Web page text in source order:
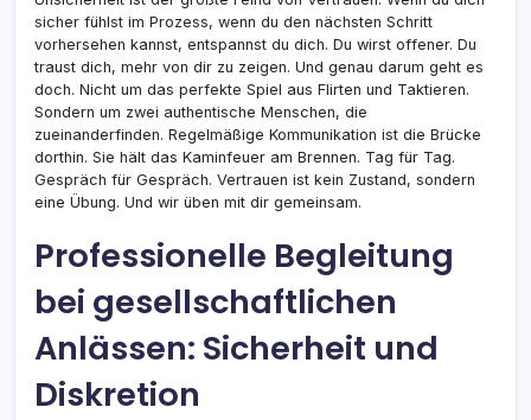
sicher fühlst im Prozess, wenn du den nächsten Schritt
vorhersehen kannst, entspannst du dich. Du wirst offener. Du
traust dich, mehr von dir zu zeigen. Und genau darum geht es
doch. Nicht um das perfekte Spiel aus Flirten und Taktieren.
Sondern um zwei authentische Menschen, die
zueinanderfinden. Regelmäßige Kommunikation ist die Brücke
dorthin. Sie hält das Kaminfeuer am Brennen. Tag für Tag.
Gespräch für Gespräch. Vertrauen ist kein Zustand, sondern
eine Übung. Und wir üben mit dir gemeinsam.
Professionelle Begleitung
bei gesellschaftlichen
Anlässen: Sicherheit und
Diskretion